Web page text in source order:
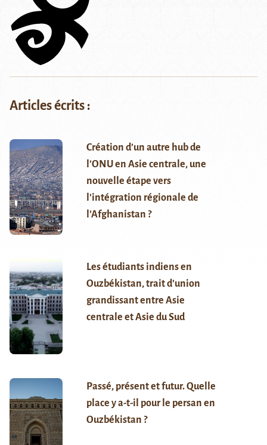
Articles écrits :
Création d’un autre hub de
l’ONU en Asie centrale, une
nouvelle étape vers
l’intégration régionale de
l’Afghanistan ?
Les étudiants indiens en
Ouzbékistan, trait d’union
grandissant entre Asie
centrale et Asie du Sud
Passé, présent et futur. Quelle
place y a-t-il pour le persan en
Ouzbékistan ?